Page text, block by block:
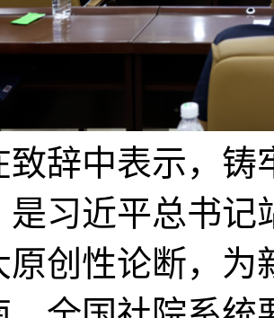
致辞中表示，
是习近平总书记
原创性论断，